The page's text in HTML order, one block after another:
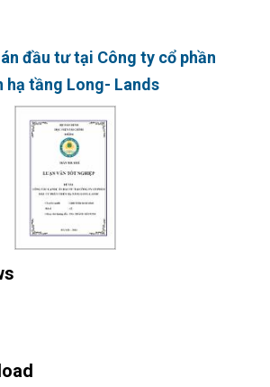
đầu tư tại Công ty cổ phần
tầng Long- Lands